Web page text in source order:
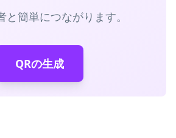
と簡単につながります。
QRの生成